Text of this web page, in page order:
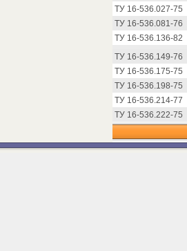
ТУ 16-536.027-75
ТУ 16-536.081-76
ТУ 16-536.136-82
ТУ 16-536.149-76
ТУ 16-536.175-75
ТУ 16-536.198-75
ТУ 16-536.214-77
ТУ 16-536.222-75